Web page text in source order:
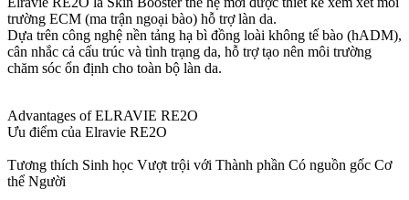
trường ECM (ma trận ngoại bào) hỗ trợ làn da.
Dựa trên công nghệ nền tảng hạ bì đồng loài không tế bào (hADM),
cân nhắc cả cấu trúc và tình trạng da, hỗ trợ tạo nên môi trường
chăm sóc ổn định cho toàn bộ làn da.
Advantages of ELRAVIE RE2O
Ưu điểm của Elravie RE2O
Tương thích Sinh học Vượt trội với Thành phần Có nguồn gốc Cơ
thể Người